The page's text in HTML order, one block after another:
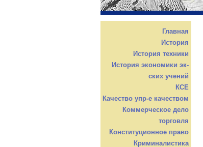
Главная
История
История техники
История экономики эк-
ских учений
КСЕ
Качество упр-е качеством
Коммерческое дело
торговля
Конституционное право
Криминалистика